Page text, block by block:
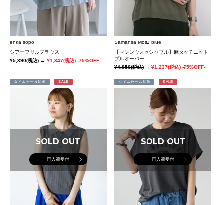
ehka sopo
シアーフリルブラウス
¥5,390(税込) → ¥1,347(税込) -75%OFF-
Samansa Mos2 blue
【マシンウォッシャブル】麻タッチニット
プルオーバー
¥4,950(税込)→¥1,237(税込) -75%OFF-
タイムセール対象 SALE
SOLD OUT
再入荷受付
タイムセール対象 SALE
SOLD OUT
再入荷受付